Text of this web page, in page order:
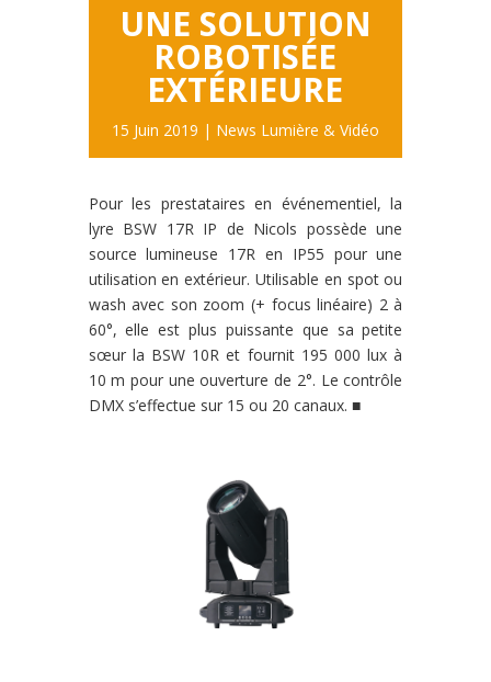
UNE SOLUTION
ROBOTISÉE
EXTÉRIEURE
15 Juin 2019 | News Lumière & Vidéo
Pour les prestataires en événementiel, la
lyre BSW 17R IP de Nicols possède une
source lumineuse 17R en IP55 pour une
utilisation en extérieur. Utilisable en spot ou
wash avec son zoom (+ focus linéaire) 2 à
60°, elle est plus puissante que sa petite
sœur la BSW 10R et fournit 195 000 lux à
10 m pour une ouverture de 2°. Le contrôle
DMX s’effectue sur 15 ou 20 canaux. ■